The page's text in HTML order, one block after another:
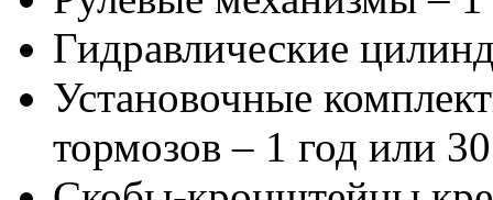
Гидравлические
Установочные
тормозов – 1 год или